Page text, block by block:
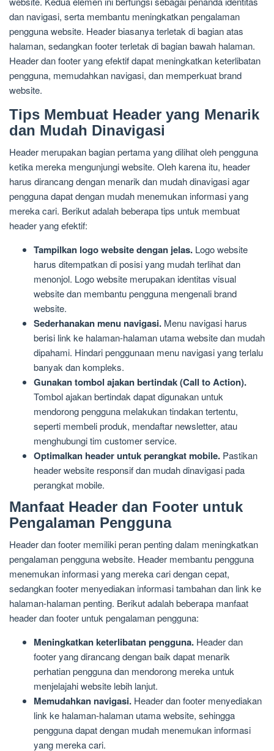
dan navigasi, serta membantu meningkatkan pengalaman
pengguna website. Header biasanya terletak di bagian atas
halaman, sedangkan footer terletak di bagian bawah halaman.
Header dan footer yang efektif dapat meningkatkan keterlibatan
pengguna, memudahkan navigasi, dan memperkuat brand
website.
Tips Membuat Header yang Menarik
dan Mudah Dinavigasi
Header merupakan bagian pertama yang dilihat oleh pengguna
ketika mereka mengunjungi website. Oleh karena itu, header
harus dirancang dengan menarik dan mudah dinavigasi agar
pengguna dapat dengan mudah menemukan informasi yang
mereka cari. Berikut adalah beberapa tips untuk membuat
header yang efektif:
Tampilkan logo website dengan jelas. Logo website
harus ditempatkan di posisi yang mudah terlihat dan
menonjol. Logo website merupakan identitas visual
website dan membantu pengguna mengenali brand
website.
Sederhanakan menu navigasi. Menu navigasi harus
berisi link ke halaman-halaman utama website dan mudah
dipahami. Hindari penggunaan menu navigasi yang terlalu
banyak dan kompleks.
Gunakan tombol ajakan bertindak (Call to Action).
Tombol ajakan bertindak dapat digunakan untuk
mendorong pengguna melakukan tindakan tertentu,
seperti membeli produk, mendaftar newsletter, atau
menghubungi tim customer service.
Optimalkan header untuk perangkat mobile. Pastikan
header website responsif dan mudah dinavigasi pada
perangkat mobile.
Manfaat Header dan Footer untuk
Pengalaman Pengguna
Header dan footer memiliki peran penting dalam meningkatkan
pengalaman pengguna website. Header membantu pengguna
menemukan informasi yang mereka cari dengan cepat,
sedangkan footer menyediakan informasi tambahan dan link ke
halaman-halaman penting. Berikut adalah beberapa manfaat
header dan footer untuk pengalaman pengguna:
Meningkatkan keterlibatan pengguna. Header dan
footer yang dirancang dengan baik dapat menarik
perhatian pengguna dan mendorong mereka untuk
menjelajahi website lebih lanjut.
Memudahkan navigasi. Header dan footer menyediakan
link ke halaman-halaman utama website, sehingga
pengguna dapat dengan mudah menemukan informasi
yang mereka cari.